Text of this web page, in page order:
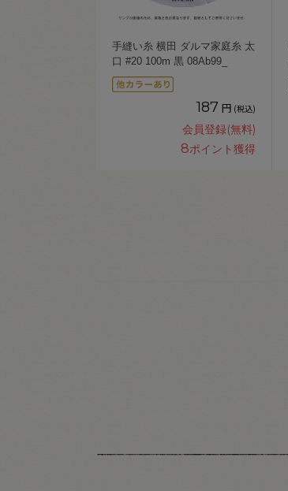
手縫い糸 横田 ダルマ家庭糸 太
口 #20 100m 黒 08Ab99_
187 円 (税込)
会員登録(無料)
8ポイント獲得